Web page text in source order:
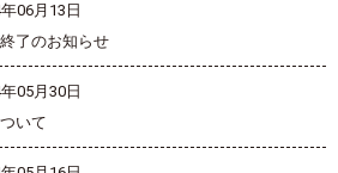
06月13日
了のお知らせ
05月30日
いて